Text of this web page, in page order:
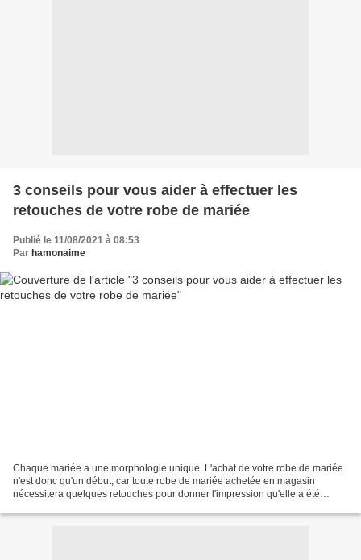
3 conseils pour vous aider à effectuer les
retouches de votre robe de mariée
Publié le 11/08/2021 à 08:53
Par hamonaime
Chaque mariée a une morphologie unique. L'achat de votre robe de mariée
n'est donc qu'un début, car toute robe de mariée achetée en magasin
nécessitera quelques retouches pour donner l'impression qu'elle a été